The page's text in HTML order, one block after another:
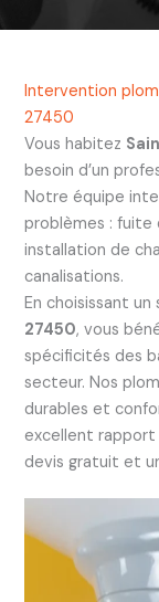
Intervention
27450
Vous habitez
besoin d’un
Notre équipe
problèmes : fuite
installation de
canalisations.
En choisissant un
27450, vous
spécificités des
secteur. Nos
durables et
excellent
devis gratuit et